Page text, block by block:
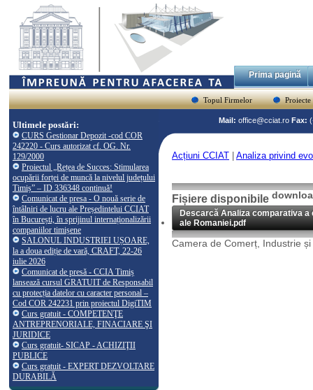
Prima pagină
Topul Firmelor Proiecte
Ultimele postări:
CURS Gestionar Depozit -cod COR
242220 - Curs autorizat cf. OG. Nr.
129/2000
Proiectul „Rețea de Succes: Stimularea
ocupării forței de muncă la nivelul județului
Timiș” – ID 336348 continuă!
Comunicat de presa - O nouă serie de
întâlniri de lucru ale Președintelui CCIAT
în București, în sprijinul internaționalizării
companiilor timișene
SALONUL INDUSTRIEI UȘOARE,
la a doua ediție de vară, CRAFT, 22-26
iulie 2026
Comunicat de presă - CCIA Timiș
lansează cursul GRATUIT de Responsabil
cu protecția datelor cu caracter personal –
Cod COR 242231 prin proiectul DigiTIM
Curs gratuit - COMPETENŢE
ANTREPRENORIALE, FINACIARE ŞI
JURIDICE
Curs gratuit- SICAP - ACHIZIŢII
PUBLICE
Curs gratuit - EXPERT DEZVOLTARE
DURABILĂ
Mail: office@cciat.ro Fax:
Acțiuni CCIAT Analiza privind
Fișiere disponibile
Descarcă Analiza comparativa
ale Romaniei.pdf
Camera de Comerț, Industrie